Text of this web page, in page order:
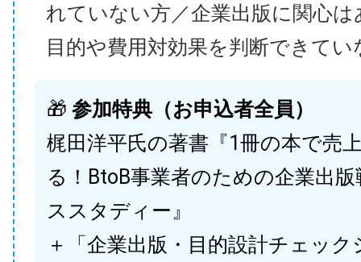
れていない方／企業出版に関心
目的や費用対効果を判断できてい
🎁 参加特典（お申込者全員）
梶田洋平氏の著書『1冊の本で売
る！BtoB事業者のための企業出
ススタディー』
＋「企業出版・目的設計チェック